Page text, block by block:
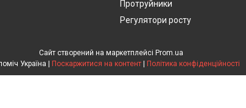
Протруйники
Регулятори росту
Сайт створений на маркетплейсі Prom.ua
Поскаржитися на контент Політика конфіденційності